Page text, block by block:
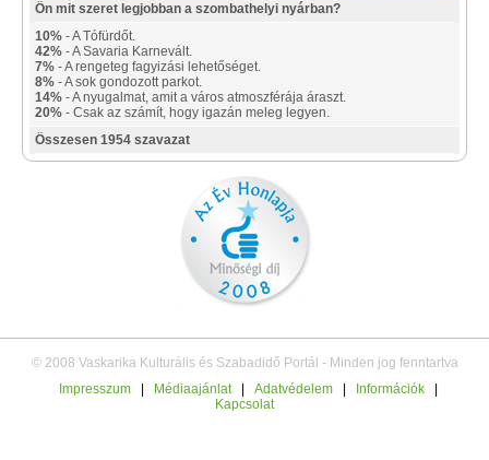
Ön mit szeret legjobban a szombathelyi nyárban?
10% - A Tófürdőt.
42% - A Savaria Karnevált.
7% - A rengeteg fagyizási lehetőséget.
8% - A sok gondozott parkot.
14% - A nyugalmat, amit a város atmoszférája áraszt.
20% - Csak az számít, hogy igazán meleg legyen.
Összesen 1954 szavazat
© 2008 Vaskarika Kulturális és Szabadidő Portál - Minden jog fenntartva
Impresszum
Médiaajánlat Adatvédelem Információk
Kapcsolat